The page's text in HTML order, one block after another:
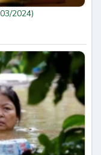
2024)